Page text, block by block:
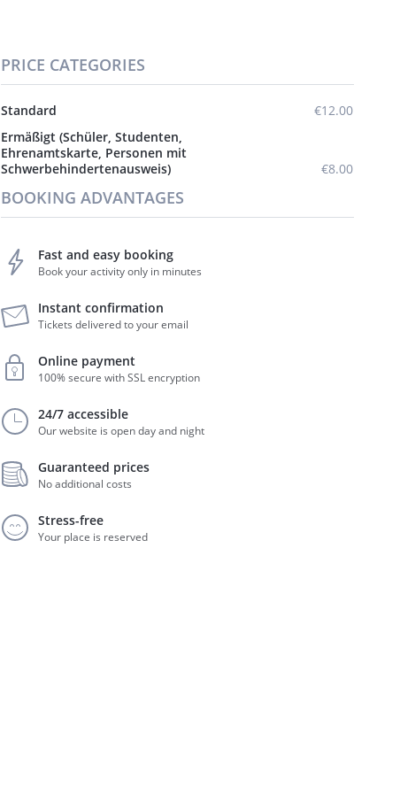
PRICE CATEGORIES
Standard
€12.00
Ermäßigt (Schüler, Studenten,
Ehrenamtskarte, Personen mit
Schwerbehindertenausweis)
€8.00
BOOKING ADVANTAGES
Fast and easy booking
Book your activity only in minutes
Instant confirmation
Tickets delivered to your email
Online payment
100% secure with SSL encryption
24/7 accessible
Our website is open day and night
Guaranteed prices
No additional costs
Stress-free
Your place is reserved